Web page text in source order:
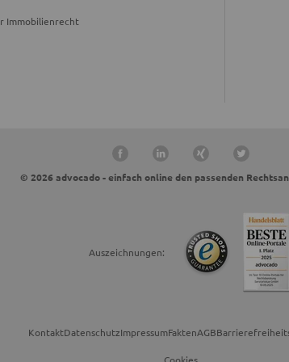
Immobilienrecht
© 2026 advocado - einfach online den passenden
Auszeichnungen:
KontaktDatenschutzImpressumFaktenAGB